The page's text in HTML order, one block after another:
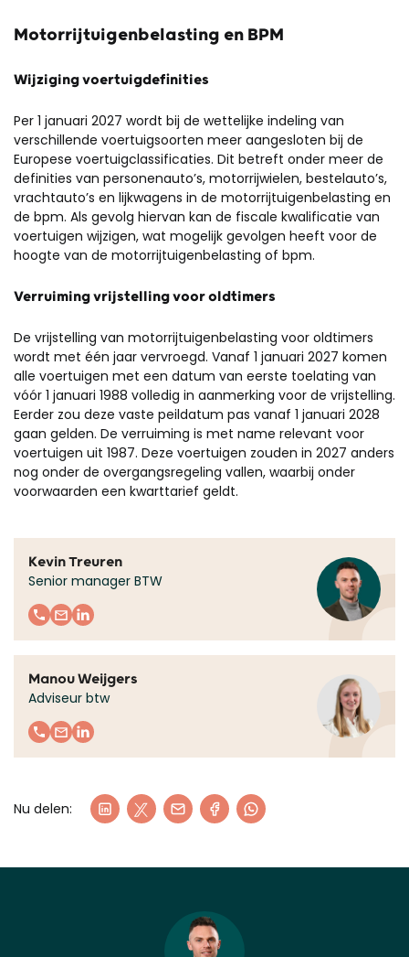
Motorrijtuigenbelasting en BPM
Wijziging voertuigdefinities
Per 1 januari 2027 wordt bij de wettelijke indeling van
verschillende voertuigsoorten meer aangesloten bij de
Europese voertuigclassificaties. Dit betreft onder meer de
definities van personenauto’s, motorrijwielen, bestelauto’s,
vrachtauto’s en lijkwagens in de motorrijtuigenbelasting en
de bpm. Als gevolg hiervan kan de fiscale kwalificatie van
voertuigen wijzigen, wat mogelijk gevolgen heeft voor de
hoogte van de motorrijtuigenbelasting of bpm.
Verruiming vrijstelling voor oldtimers
De vrijstelling van motorrijtuigenbelasting voor oldtimers
wordt met één jaar vervroegd. Vanaf 1 januari 2027 komen
alle voertuigen met een datum van eerste toelating van
vóór 1 januari 1988 volledig in aanmerking voor de vrijstelling.
Eerder zou deze vaste peildatum pas vanaf 1 januari 2028
gaan gelden. De verruiming is met name relevant voor
voertuigen uit 1987. Deze voertuigen zouden in 2027 anders
nog onder de overgangsregeling vallen, waarbij onder
voorwaarden een kwarttarief geldt.
Kevin Treuren
Senior manager BTW
Manou Weijgers
Adviseur btw
Nu delen: